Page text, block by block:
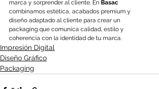
marca y sorprender al cliente. En Basac
combinamos estética, acabados premium y
diseño adaptado al cliente para crear un
packaging que comunica calidad, estilo y
coherencia con la identidad de tu marca.
Impresión Digital
Diseño Gráfico
Packaging